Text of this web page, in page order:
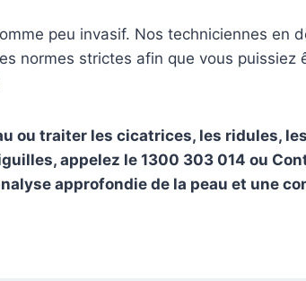
peu invasif. Nos techniciennes en
normes strictes afin que vous puissiez
ou traiter les cicatrices, les ridules,
appelez le 1300 303 014 ou
approfondie de la peau et une